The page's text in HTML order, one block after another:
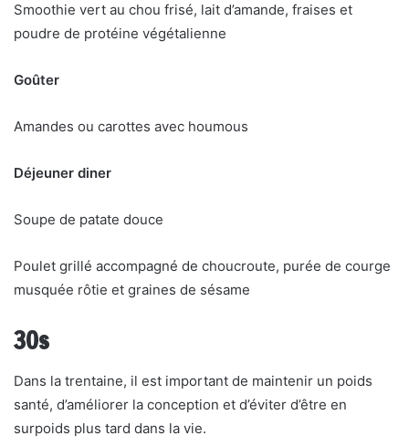
Smoothie vert au chou frisé, lait d’amande, fraises et
poudre de protéine végétalienne
Goûter
Amandes ou carottes avec houmous
Déjeuner diner
Soupe de patate douce
Poulet grillé accompagné de choucroute, purée de courge
musquée rôtie et graines de sésame
30s
Dans la trentaine, il est important de maintenir un poids
santé, d’améliorer la conception et d’éviter d’être en
surpoids plus tard dans la vie.